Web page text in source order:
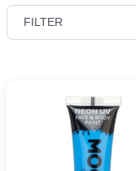
FILTER